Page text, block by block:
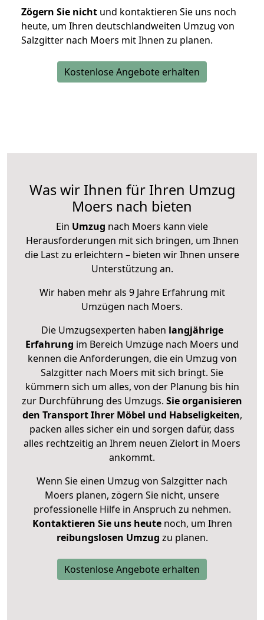
Zögern Sie nicht und kontaktieren Sie uns noch
heute, um Ihren deutschlandweiten Umzug von
Salzgitter nach Moers mit Ihnen zu planen.
Kostenlose Angebote erhalten
Was wir Ihnen für Ihren Umzug
Moers nach bieten
Ein Umzug nach Moers kann viele
Herausforderungen mit sich bringen, um Ihnen
die Last zu erleichtern – bieten wir Ihnen unsere
Unterstützung an.
Wir haben mehr als 9 Jahre Erfahrung mit
Umzügen nach Moers.
Die Umzugsexperten haben langjährige
Erfahrung im Bereich Umzüge nach Moers und
kennen die Anforderungen, die ein Umzug von
Salzgitter nach Moers mit sich bringt. Sie
kümmern sich um alles, von der Planung bis hin
zur Durchführung des Umzugs. Sie organisieren
den Transport Ihrer Möbel und Habseligkeiten,
packen alles sicher ein und sorgen dafür, dass
alles rechtzeitig an Ihrem neuen Zielort in Moers
ankommt.
Wenn Sie einen Umzug von Salzgitter nach
Moers planen, zögern Sie nicht, unsere
professionelle Hilfe in Anspruch zu nehmen.
Kontaktieren Sie uns heutenoch, um Ihren
reibungslosen Umzug zu planen.
Kostenlose Angebote erhalten